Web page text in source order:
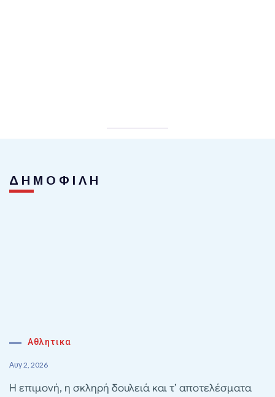
ΔΗΜΟΦΙΛΗ
Αθλητικα
Αυγ 2, 2026
Η επιμονή, η σκληρή δουλειά και τ’ αποτελέσματα